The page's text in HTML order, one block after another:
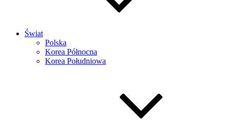
Świat
Polska
Korea Północna
Korea Południowa